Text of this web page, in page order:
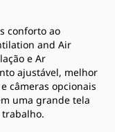
conforto ao
and Air
e Ar
ajustável, melhor
câmeras opcionais
uma grande tela